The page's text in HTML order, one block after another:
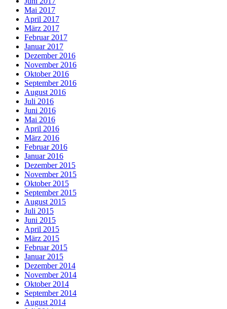
Mai 2017
April 2017
März 2017
Februar 2017
Januar 2017
Dezember 2016
November 2016
Oktober 2016
September 2016
August 2016
Juli 2016
Juni 2016
Mai 2016
April 2016
März 2016
Februar 2016
Januar 2016
Dezember 2015
November 2015
Oktober 2015
September 2015
August 2015
Juli 2015
Juni 2015
April 2015
März 2015
Februar 2015
Januar 2015
Dezember 2014
November 2014
Oktober 2014
September 2014
August 2014